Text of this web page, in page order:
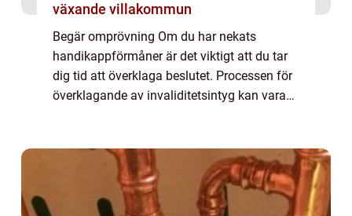
växande villakommun
Begär omprövning Om du har nekats
handikappförmåner är det viktigt att du tar
dig tid att överklaga beslutet. Processen för
överklagande av invaliditetsintyg kan vara